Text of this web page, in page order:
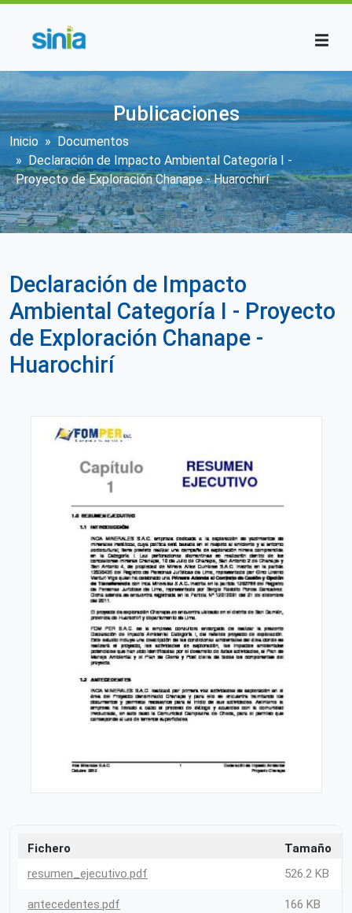
Publicaciones
Sobrescribir enlaces de ayuda a la
Inicio
Documentos
Declaración de Impacto Ambiental Categoría I -
Proyecto de Exploración Chanape - Huarochirí
Declaración de Impacto
Ambiental Categoría I - Proyecto
de Exploración Chanape -
Huarochirí
Fichero Tamaño
resumen_ejecutivo.pdf
526.2 KB
antecedentes.pdf 166 KB